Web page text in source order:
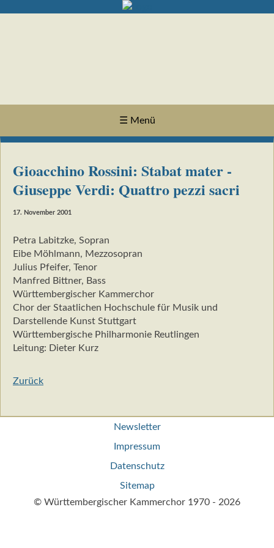
☰ Menü
Gioacchino Rossini: Stabat mater -
Giuseppe Verdi: Quattro pezzi sacri
17. November 2001
Petra Labitzke, Sopran
Eibe Möhlmann, Mezzosopran
Julius Pfeifer, Tenor
Manfred Bittner, Bass
Württembergischer Kammerchor
Chor der Staatlichen Hochschule für Musik und
Darstellende Kunst Stuttgart
Württembergische Philharmonie Reutlingen
Leitung: Dieter Kurz
Zurück
Newsletter
Impressum
Datenschutz
Sitemap
© Württembergischer Kammerchor 1970 - 2026